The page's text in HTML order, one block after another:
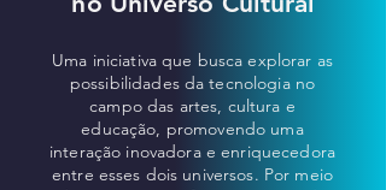
Uma iniciativa que busca explorar as
possibilidades da tecnologia no
campo das artes, cultura e
educação, promovendo uma
interação inovadora e enriquecedora
entre esses dois universos. Por meio